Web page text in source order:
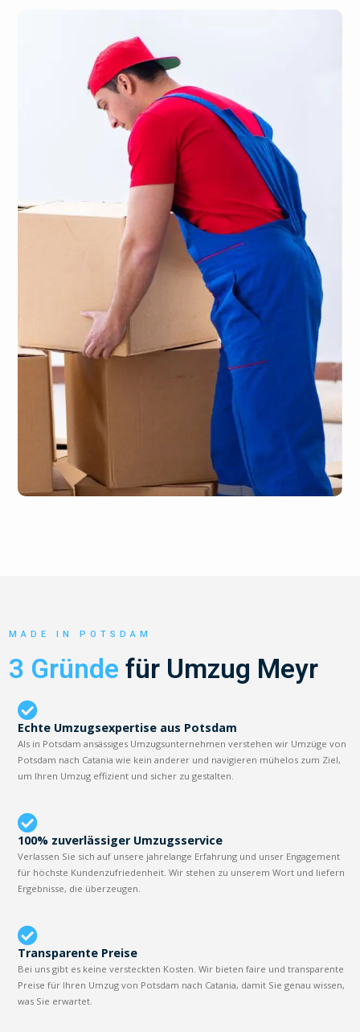
MADE IN POTSDAM
3 Gründe für Umzug Meyr
Echte Umzugsexpertise aus Potsdam
Als in Potsdam ansässiges Umzugsunternehmen verstehen wir Umzüge von
Potsdam nach Catania wie kein anderer und navigieren mühelos zum Ziel,
um Ihren Umzug effizient und sicher zu gestalten.
100% zuverlässiger Umzugsservice
Verlassen Sie sich auf unsere jahrelange Erfahrung und unser Engagement
für höchste Kundenzufriedenheit. Wir stehen zu unserem Wort und liefern
Ergebnisse, die überzeugen.
Transparente Preise
Bei uns gibt es keine versteckten Kosten. Wir bieten faire und transparente
Preise für Ihren Umzug von Potsdam nach Catania, damit Sie genau wissen,
was Sie erwartet.